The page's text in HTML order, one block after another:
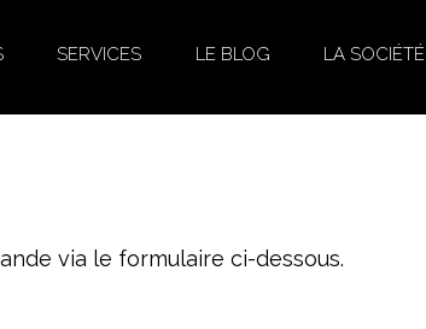
SERVICES LE BLOG LA SOCIÉTÉ
via le formulaire ci-dessous.